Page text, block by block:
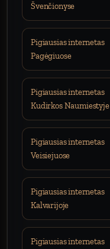
Švenčionyse
Pigiausias internetas
Pagėgiuose
Pigiausias internetas
Kudirkos Naumiestyje
Pigiausias internetas
Veisiejuose
Pigiausias internetas
Kalvarijoje
Pigiausias internetas